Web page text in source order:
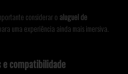
considerar o aluguel de
uma experiência ainda mais imersiva.
e compatibilidade